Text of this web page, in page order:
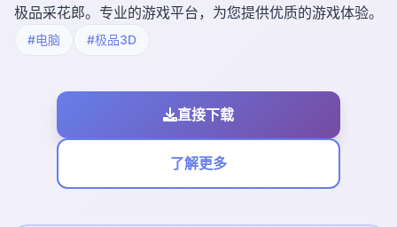
极品采花郎。专业的游戏平台，为您提供优质的游戏体验。
#电脑 #极品3D
直接下载
了解更多